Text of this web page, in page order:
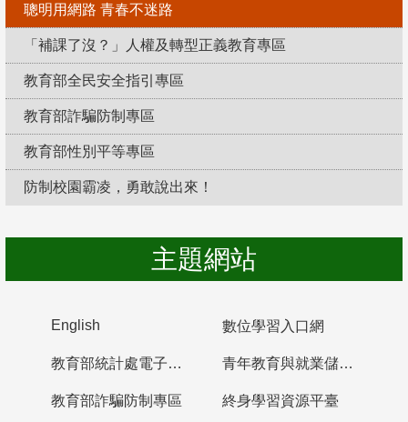
聰明用網路 青春不迷路
「補課了沒？」人權及轉型正義教育專區
教育部全民安全指引專區
教育部詐騙防制專區
教育部性別平等專區
防制校園霸凌，勇敢說出來！
主題網站
English 數位學習入口網
教育部統計處電子書櫃 青年教育與就業儲蓄帳戶
教育部詐騙防制專區 終身學習資源平臺